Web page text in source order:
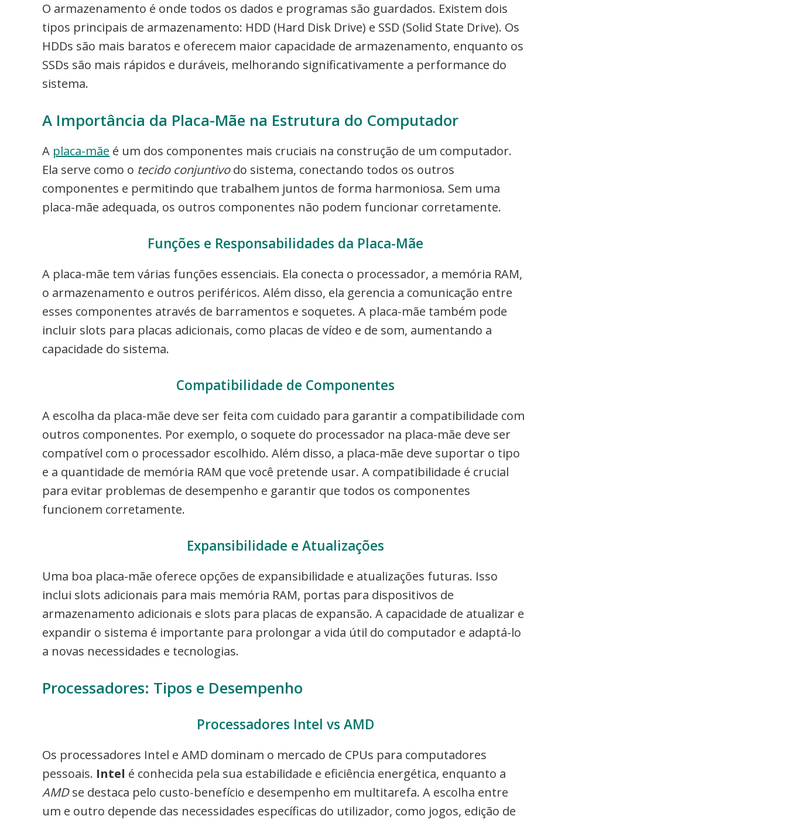
O armazenamento é onde todos os dados e programas são guardados. Existem dois
tipos principais de armazenamento: HDD (Hard Disk Drive) e SSD (Solid State Drive). Os
HDDs são mais baratos e oferecem maior capacidade de armazenamento, enquanto os
SSDs são mais rápidos e duráveis, melhorando significativamente a performance do
sistema.
A Importância da Placa-Mãe na Estrutura do Computador
A placa-mãe é um dos componentes mais cruciais na construção de um computador.
Ela serve como o tecido conjuntivodo sistema, conectando todos os outros
componentes e permitindo que trabalhem juntos de forma harmoniosa. Sem uma
placa-mãe adequada, os outros componentes não podem funcionar corretamente.
Funções e Responsabilidades da Placa-Mãe
A placa-mãe tem várias funções essenciais. Ela conecta o processador, a memória RAM,
o armazenamento e outros periféricos. Além disso, ela gerencia a comunicação entre
esses componentes através de barramentos e soquetes. A placa-mãe também pode
incluir slots para placas adicionais, como placas de vídeo e de som, aumentando a
capacidade do sistema.
Compatibilidade de Componentes
A escolha da placa-mãe deve ser feita com cuidado para garantir a compatibilidade com
outros componentes. Por exemplo, o soquete do processador na placa-mãe deve ser
compatível com o processador escolhido. Além disso, a placa-mãe deve suportar o tipo
e a quantidade de memória RAM que você pretende usar. A compatibilidade é crucial
para evitar problemas de desempenho e garantir que todos os componentes
funcionem corretamente.
Expansibilidade e Atualizações
Uma boa placa-mãe oferece opções de expansibilidade e atualizações futuras. Isso
inclui slots adicionais para mais memória RAM, portas para dispositivos de
armazenamento adicionais e slots para placas de expansão. A capacidade de atualizar e
expandir o sistema é importante para prolongar a vida útil do computador e adaptá-lo
a novas necessidades e tecnologias.
Processadores: Tipos e Desempenho
Processadores Intel vs AMD
Os processadores Intel e AMD dominam o mercado de CPUs para computadores
pessoais. Intel é conhecida pela sua estabilidade e eficiência energética, enquanto a
AMDse destaca pelo custo-benefício e desempenho em multitarefa. A escolha entre
um e outro depende das necessidades específicas do utilizador, como jogos, edição de